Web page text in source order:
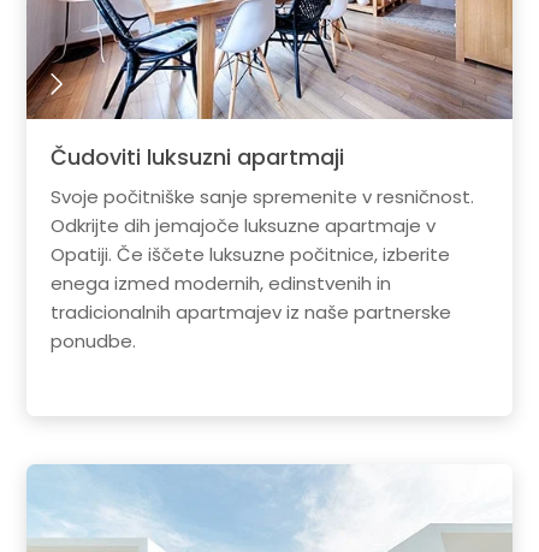
Čudoviti luksuzni apartmaji
Svoje počitniške sanje spremenite v resničnost.
Odkrijte dih jemajoče luksuzne apartmaje v
Opatiji. Če iščete luksuzne počitnice, izberite
enega izmed modernih, edinstvenih in
tradicionalnih apartmajev iz naše partnerske
ponudbe.